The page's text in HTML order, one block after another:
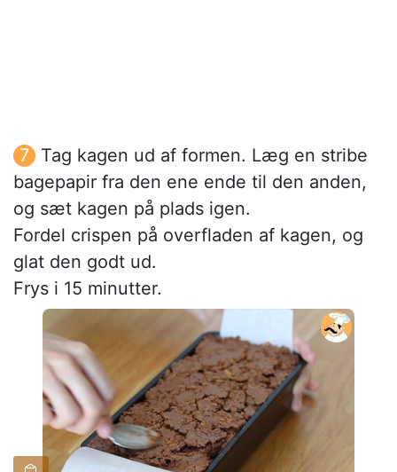
Tag kagen ud af formen. Læg en stribe
bagepapir fra den ene ende til den anden,
og sæt kagen på plads igen.
Fordel crispen på overfladen af kagen, og
glat den godt ud.
Frys i 15 minutter.